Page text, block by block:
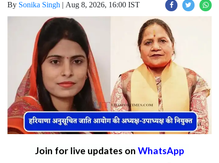
By Sonika Singh | Aug 8, 2026, 16:00 IST
Join for live updates on WhatsApp